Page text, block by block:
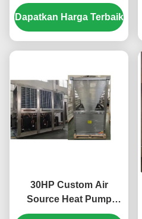
dengan Tabung Shell
Horizontal dan Scroll
Compressor untuk
Dapatkan Harga Terbaik
30HP Custom Air
Source Heat Pump
dengan R410A